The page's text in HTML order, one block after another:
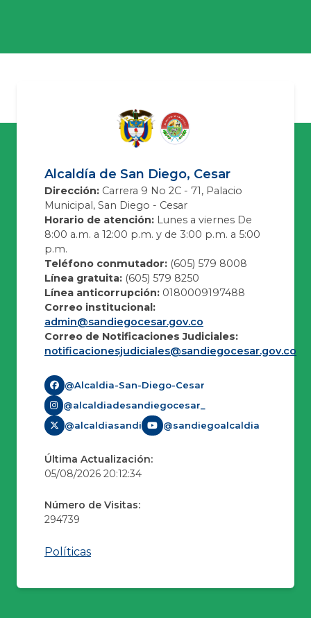
Alcaldía de San Diego, Cesar
Dirección: Carrera 9 No 2C - 71, Palacio
Municipal, San Diego - Cesar
Horario de atención: Lunes a viernes De
8:00 a.m. a 12:00 p.m. y de 3:00 p.m. a 5:00
p.m.
Teléfono conmutador: (605) 579 8008
Línea gratuita: (605) 579 8250
Línea anticorrupción: 0180009197488
Correo institucional:
admin@sandiegocesar.gov.co
Correo de Notificaciones Judiciales:
notificacionesjudiciales@sandiegocesar.gov.co
@Alcaldia-San-Diego-Cesar
@alcaldiadesandiegocesar_
@alcaldiasandi
@sandiegoalcaldia
Última Actualización:
05/08/2026 20:12:34
Número de Visitas:
294739
Políticas